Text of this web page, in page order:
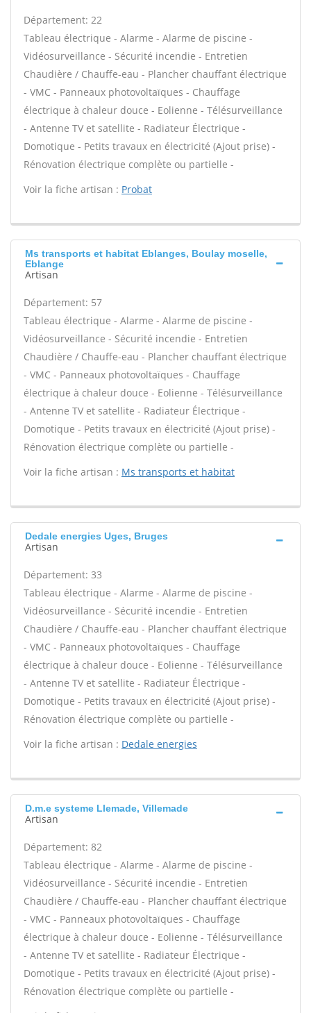
Département: 22
Tableau électrique - Alarme - Alarme de piscine -
Vidéosurveillance - Sécurité incendie - Entretien
Chaudière / Chauffe-eau - Plancher chauffant électrique
- VMC - Panneaux photovoltaïques - Chauffage
électrique à chaleur douce - Eolienne - Télésurveillance
- Antenne TV et satellite - Radiateur Électrique -
Domotique - Petits travaux en électricité (Ajout prise) -
Rénovation électrique complète ou partielle -
Voir la fiche artisan : Probat
Ms transports et habitat Eblanges, Boulay moselle,
Eblange
Artisan
Département: 57
Tableau électrique - Alarme - Alarme de piscine -
Vidéosurveillance - Sécurité incendie - Entretien
Chaudière / Chauffe-eau - Plancher chauffant électrique
- VMC - Panneaux photovoltaïques - Chauffage
électrique à chaleur douce - Eolienne - Télésurveillance
- Antenne TV et satellite - Radiateur Électrique -
Domotique - Petits travaux en électricité (Ajout prise) -
Rénovation électrique complète ou partielle -
Voir la fiche artisan : Ms transports et habitat
Dedale energies Uges, Bruges
Artisan
Département: 33
Tableau électrique - Alarme - Alarme de piscine -
Vidéosurveillance - Sécurité incendie - Entretien
Chaudière / Chauffe-eau - Plancher chauffant électrique
- VMC - Panneaux photovoltaïques - Chauffage
électrique à chaleur douce - Eolienne - Télésurveillance
- Antenne TV et satellite - Radiateur Électrique -
Domotique - Petits travaux en électricité (Ajout prise) -
Rénovation électrique complète ou partielle -
Voir la fiche artisan : Dedale energies
D.m.e systeme Llemade, Villemade
Artisan
Département: 82
Tableau électrique - Alarme - Alarme de piscine -
Vidéosurveillance - Sécurité incendie - Entretien
Chaudière / Chauffe-eau - Plancher chauffant électrique
- VMC - Panneaux photovoltaïques - Chauffage
électrique à chaleur douce - Eolienne - Télésurveillance
- Antenne TV et satellite - Radiateur Électrique -
Domotique - Petits travaux en électricité (Ajout prise) -
Rénovation électrique complète ou partielle -